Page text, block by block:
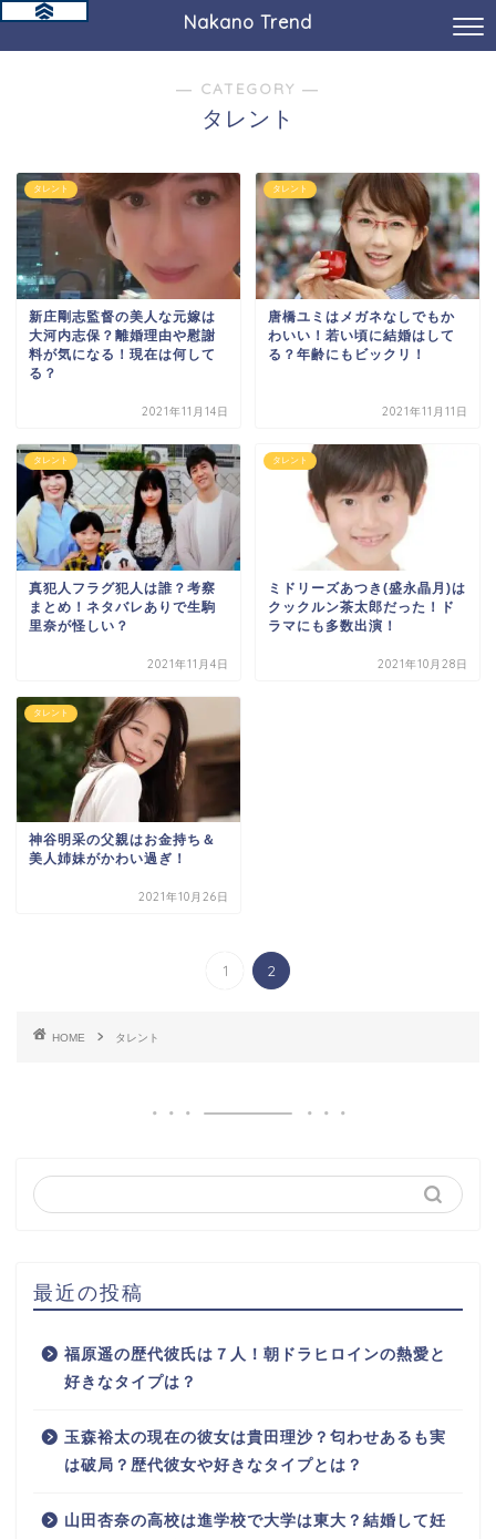
Nakano Trend
― CATEGORY ―
タレント
タレント
新庄剛志監督の美人な元嫁は
大河内志保？離婚理由や慰謝
料が気になる！現在は何して
る？
2021年11月14日
タレント
唐橋ユミはメガネなしでもか
わいい！若い頃に結婚はして
る？年齢にもビックリ！
2021年11月11日
タレント
真犯人フラグ犯人は誰？考察
まとめ！ネタバレありで生駒
里奈が怪しい？
2021年11月4日
タレント
ミドリーズあつき(盛永晶月)は
クックルン茶太郎だった！ド
ラマにも多数出演！
2021年10月28日
タレント
神谷明采の父親はお金持ち＆
美人姉妹がかわい過ぎ！
2021年10月26日
1 2
HOME タレント
最近の投稿
福原遥の歴代彼氏は７人！朝ドラヒロインの熱愛と
好きなタイプは？
玉森裕太の現在の彼女は貴田理沙？匂わせあるも実
は破局？歴代彼女や好きなタイプとは？
山田杏奈の高校は進学校で大学は東大？結婚して妊